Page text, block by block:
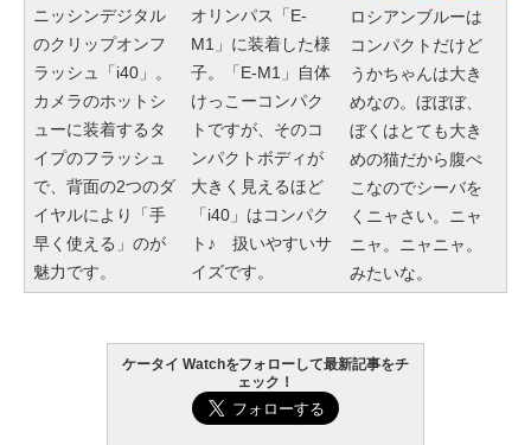
ニッシンデジタル
のクリップオンフ
ラッシュ「i40」。
カメラのホットシ
ューに装着するタ
イプのフラッシュ
で、背面の2つのダ
イヤルにより「手
早く使える」のが
魅力です。
オリンパス「E-
M1」に装着した様
子。「E-M1」自体
けっこーコンパク
トですが、そのコ
ンパクトボディが
大きく見えるほど
「i40」はコンパク
ト♪ 扱いやすいサ
イズです。
ロシアンブルーは
コンパクトだけど
うかちゃんは大き
めなの。ぼぼぼ、
ぼくはとても大き
めの猫だから腹ぺ
こなのでシーバを
くニャさい。ニャ
ニャ。ニャニャ。
みたいな。
ケータイ Watchをフォローして最新記事をチ
ェック！